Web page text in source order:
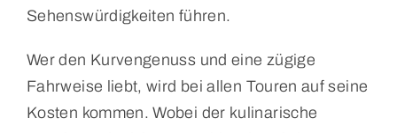
Sehenswürdigkeiten führen.
Wer den Kurvengenuss und eine zügige
Fahrweise liebt, wird bei allen Touren auf seine
Kosten kommen. Wobei der kulinarische